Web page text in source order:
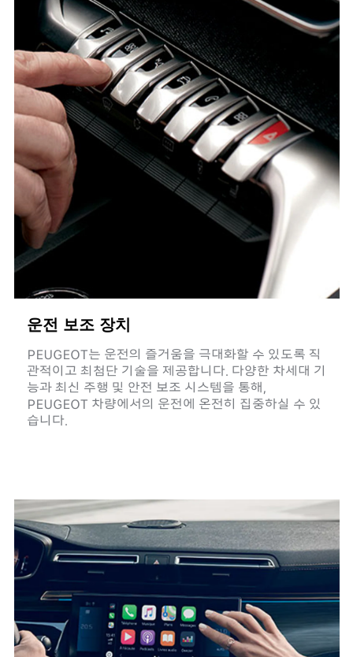
운전 보조 장치
PEUGEOT는 운전의 즐거움을 극대화할 수 있도록 직
관적이고 최첨단 기술을 제공합니다. 다양한 차세대 기
능과 최신 주행 및 안전 보조 시스템을 통해,
PEUGEOT 차량에서의 운전에 온전히 집중하실 수 있
습니다.